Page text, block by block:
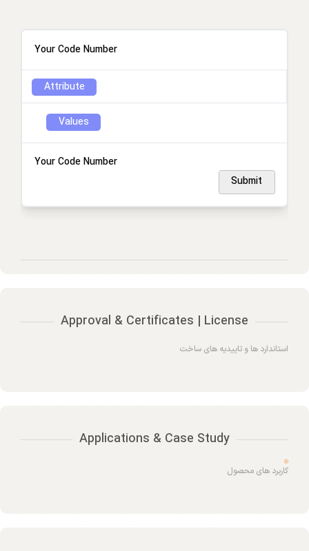
Your Code Number
Attribute
Values
Your Code Number
Submit
Approval & Certificates | License
استاندارد ها و تاییدیه های ساخت
Applications & Case Study
کاربرد های محصول